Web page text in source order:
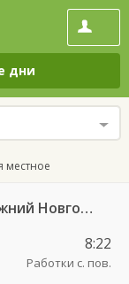
дни
местное
Чебоксары Центральный АВ — Нижний Новгород АВ Щербинки 501
8:22
Работки с. пов.